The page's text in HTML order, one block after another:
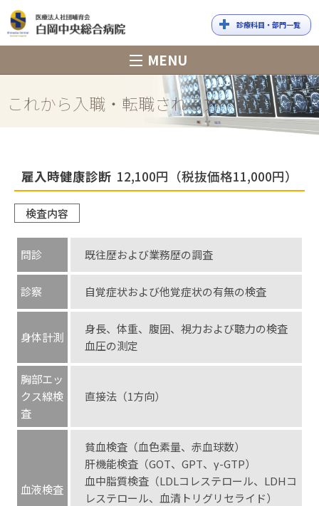
病院
診療科目・部門一覧
MENU
これから入職・転職される方へ
雇入時健康診断 12,100円（税抜価格11,000円）
検査内容
問診 既往歴および業務歴の調査
診察 自覚症状および他覚症状の有無の検査
身体計測
身長、体重、腹囲、視力および聴力の検査
血圧の測定
胸部エッ
クス線検
査
直接法（1方向）
血液検査
貧血検査（血色素量、赤血球数）
肝機能検査（GOT、GPT、γ-GTP）
血中脂質検査（LDLコレステロール、LDHコ
レステロール、血清トリグリセライド）